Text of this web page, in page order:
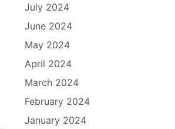
July 2024
June 2024
May 2024
April 2024
March 2024
February 2024
January 2024